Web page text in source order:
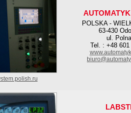
POLSKA -
63-430
ul.
Tel. : +48 601